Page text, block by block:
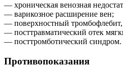
— хроническая венозная
— варикозное расширение вен;
— поверхностный
— посттравматический отек
— посттромботический синдром.
Противопоказания